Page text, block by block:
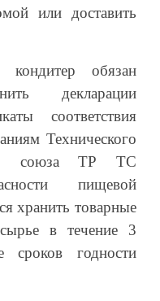
или доставить
обязан
декларации
соответствия
Технического
союза ТР ТС
пищевой
хранить товарные
в течение 3
сроков годности